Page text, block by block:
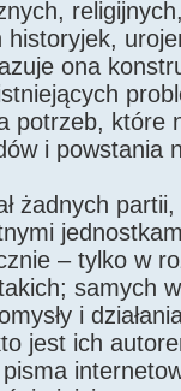
historyjek,
ona
potrzeb, które
i powstania
żadnych
– tylko w
samych
i
jest ich
pisma